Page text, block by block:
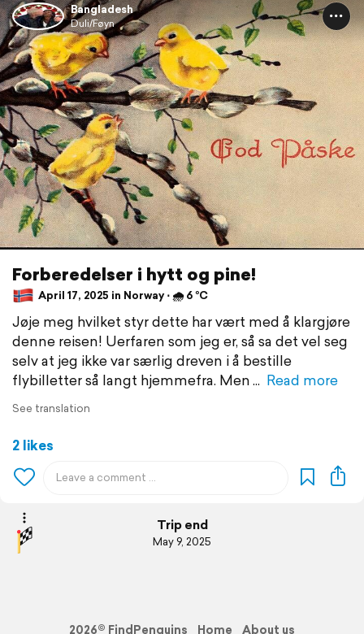
Bangladesh
Duli/Føyn
Forberedelser i hytt og pine!
April 17, 2025 in Norway ⋅ 🌧 6 °C
Jøje meg hvilket styr dette har vært med å klargjøre
denne reisen! Uerfaren som jeg er, så sa det vel seg
selv at jeg ikke var særlig dreven i å bestille
flybilletter så langt hjemmefra. Men
Read more
See translation
2 likes
Trip end
May 9, 2025
2026© FindPenguins Home About us